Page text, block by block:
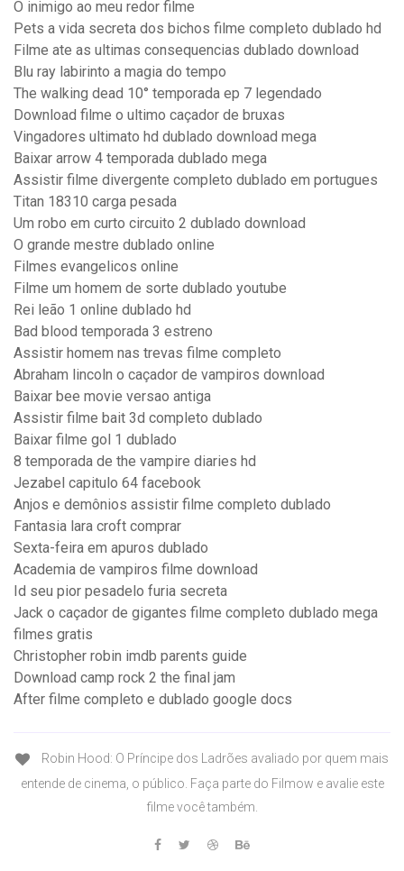
O inimigo ao meu redor filme
Pets a vida secreta dos bichos filme completo dublado hd
Filme ate as ultimas consequencias dublado download
Blu ray labirinto a magia do tempo
The walking dead 10° temporada ep 7 legendado
Download filme o ultimo caçador de bruxas
Vingadores ultimato hd dublado download mega
Baixar arrow 4 temporada dublado mega
Assistir filme divergente completo dublado em portugues
Titan 18310 carga pesada
Um robo em curto circuito 2 dublado download
O grande mestre dublado online
Filmes evangelicos online
Filme um homem de sorte dublado youtube
Rei leão 1 online dublado hd
Bad blood temporada 3 estreno
Assistir homem nas trevas filme completo
Abraham lincoln o caçador de vampiros download
Baixar bee movie versao antiga
Assistir filme bait 3d completo dublado
Baixar filme gol 1 dublado
8 temporada de the vampire diaries hd
Jezabel capitulo 64 facebook
Anjos e demônios assistir filme completo dublado
Fantasia lara croft comprar
Sexta-feira em apuros dublado
Academia de vampiros filme download
Id seu pior pesadelo furia secreta
Jack o caçador de gigantes filme completo dublado mega
filmes gratis
Christopher robin imdb parents guide
Download camp rock 2 the final jam
After filme completo e dublado google docs
Robin Hood: O Príncipe dos Ladrões avaliado por quem mais
entende de cinema, o público. Faça parte do Filmow e avalie este
filme você também.